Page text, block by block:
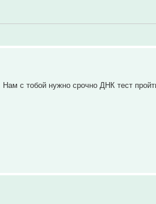
с тобой нужно срочно ДНК тест